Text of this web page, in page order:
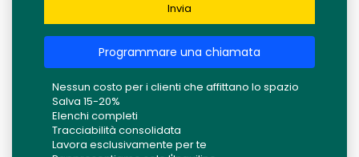
Invia
Programmare una chiamata
Nessun costo per i clienti che affittano lo spazio
Salva 15-20%
Elenchi completi
Tracciabilità consolidata
Lavora esclusivamente per te